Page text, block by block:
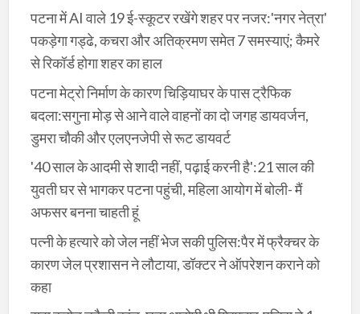
पटना में AI वाले 19 ई-स्कूटर रखेंगे शहर पर नजर:'नगर नेत्रा'
पकड़ेगा गड्ढे, कचरा और अतिक्रमण समेत 7 समस्याएं; कैमरे
से रिकॉर्ड होगा शहर का हाल
पटना मेट्रो निर्माण के कारण चिड़ियाघर के पास ट्रैफिक
बदला:सगुना मोड़ से आने वाले वाहनों का दो जगह डायवर्जन,
डुमरा चौकी और एलएनजेपी से रूट डायवर्ट
'40 साल के आदमी से शादी नहीं, पढ़ाई करनी है':21 साल की
युवती घर से भागकर पटना पहुंची, महिला आयोग में बोली- मैं
अफसर बनना चाहती हूं
पत्नी के हत्यारे को जेल नहीं भेज सकी पुलिस:पैर में फ्रैक्चर के
कारण जेल प्रशासन ने लौटाया, डॉक्टर ने ऑपरेशन कराने को
कहा